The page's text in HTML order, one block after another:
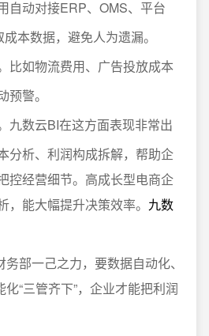
自动对接ERP、OMS、平台
本数据，避免人为遗漏。
比如物流费用、广告投放成本
预警。
九数云BI在这方面表现非常出
分析、利润构成拆解，帮助企
控经营细节。高成长型电商企
，能大幅提升决策效率。 九数
部一己之力，要数据自动化、
“三管齐下”，企业才能把利润